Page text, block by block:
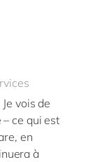
vois de
ce qui est
en
à